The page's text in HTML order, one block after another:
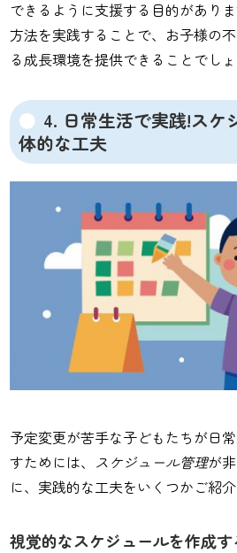
できるように支援する目的があり
方法を実践することで、お子様の
る成長環境を提供できることでしょ
4. 日常生活で実践!スケ
体的な工夫
予定変更が苦手な子どもたちが日
すためには、 スケジュール管理が
に、実践的な工夫をいくつかご紹介
視覚的なスケジュールを作成す